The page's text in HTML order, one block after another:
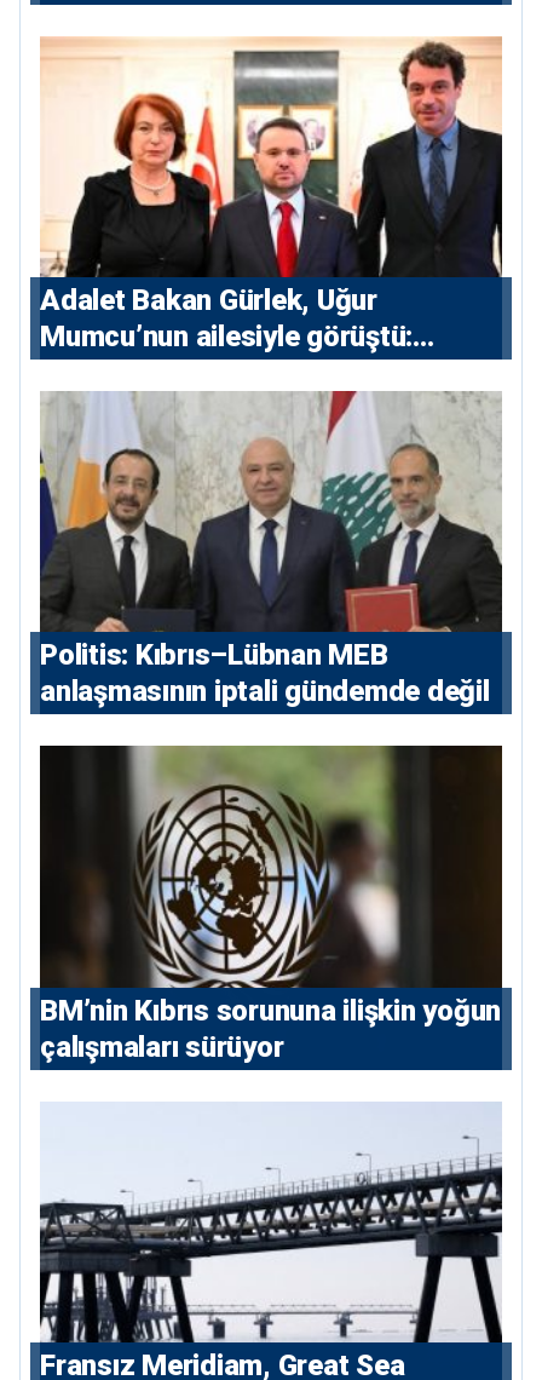
Adalet Bakan Gürlek, Uğur
Mumcu’nun ailesiyle görüştü:
devlet isterse her olayı ortaya
çıkarır”
Politis: Kıbrıs–Lübnan MEB
anlaşmasının iptali gündemde değil
BM’nin Kıbrıs sorununa ilişkin yoğun
çalışmaları sürüyor
Fransız Meridiam, Great Sea